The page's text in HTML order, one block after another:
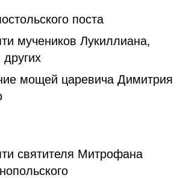
поста
мучеников Лукиллиана,
мощей царевича Димитрия
святителя Митрофана